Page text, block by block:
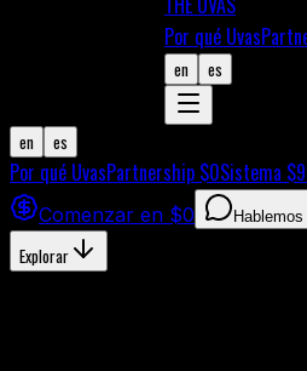
Por qué Uvas
en es
en es
Por qué UvasPartnership $0Sistema
Comenzar en $0 Hablemos
Explorar